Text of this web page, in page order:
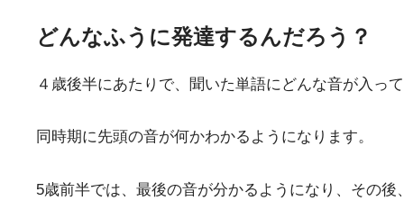
どんなふうに発達するんだろう？
４歳後半にあたりで、聞いた単語にどんな音が入っ
同時期に先頭の音が何かわかるようになります。
5歳前半では、最後の音が分かるようになり、その